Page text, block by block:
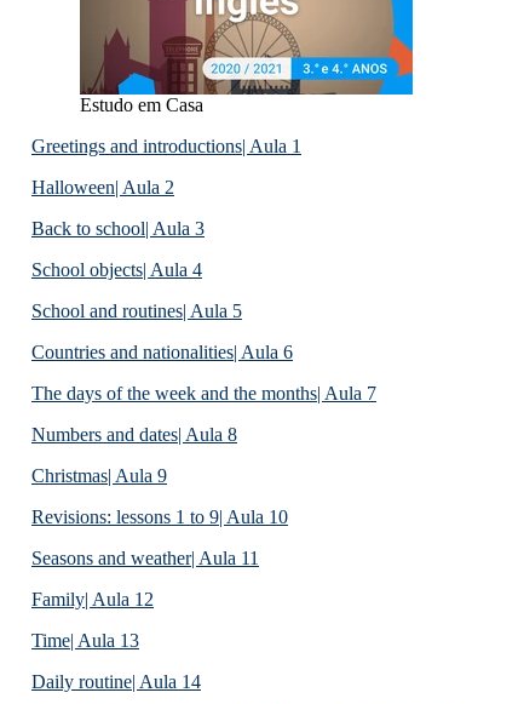
Estudo em Casa
Greetings and introductions| Aula 1
Halloween| Aula 2
Back to school| Aula 3
School objects| Aula 4
School and routines| Aula 5
Countries and nationalities| Aula 6
The days of the week and the months| Aula 7
Numbers and dates| Aula 8
Christmas| Aula 9
Revisions: lessons 1 to 9| Aula 10
Seasons and weather| Aula 11
Family| Aula 12
Time| Aula 13
Daily routine| Aula 14